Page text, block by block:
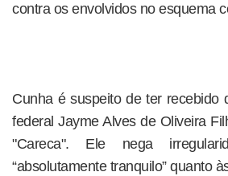
contra os envolvidos no esquema
Cunha é suspeito de ter recebido
federal Jayme Alves de Oliveira
"Careca". Ele nega
“absolutamente tranquilo” quanto